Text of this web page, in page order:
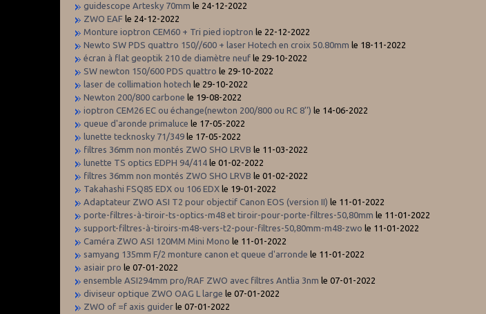
guidescope Artesky 70mm le 24-12-2022
ZWO EAF le 24-12-2022
Monture ioptron CEM60 + Tri pied ioptron le 22-12-2022
Newto SW PDS quattro 150//600 + laser Hotech en croix 50.80mm le 18-11-2022
écran à flat geoptik 210 de diamètre neuf le 29-10-2022
SW newton 150/600 PDS quattro le 29-10-2022
laser de collimation hotech le 29-10-2022
Newton 200/800 carbone le 19-08-2022
ioptron CEM26 EC ou échange(newton 200/800 ou RC 8'') le 14-06-2022
queue d'aronde primaluce le 17-05-2022
lunette tecknosky 71/349 le 17-05-2022
filtres 36mm non montés ZWO SHO LRVB le 11-03-2022
lunette TS optics EDPH 94/414 le 01-02-2022
filtres 36mm non montés ZWO SHO LRVB le 01-02-2022
Takahashi FSQ85 EDX ou 106 EDX le 19-01-2022
Adaptateur ZWO ASI T2 pour objectif Canon EOS (version II) le 11-01-2022
porte-filtres-à-tiroir-ts-optics-m48 et tiroir-pour-porte-filtres-50,80mm le 11-01-2022
support-filtres-à-tiroirs-m48-vers-t2-pour-filtres-50,80mm-m48-zwo le 11-01-2022
Caméra ZWO ASI 120MM Mini Mono le 11-01-2022
samyang 135mm F/2 monture canon et queue d'arronde le 11-01-2022
asiair pro le 07-01-2022
ensemble ASI294mm pro/RAF ZWO avec filtres Antlia 3nm le 07-01-2022
diviseur optique ZWO OAG L large le 07-01-2022
ZWO of =f axis guider le 07-01-2022